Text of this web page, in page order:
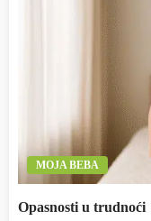
MOJA BEBA
Opasnosti u trudnoći